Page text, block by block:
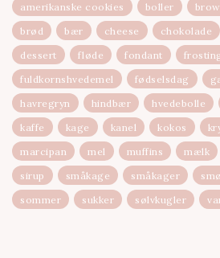
amerikanske cookies boller
brød
bær cheese chokolade
dessert
fløde fondant
fuldkornshvedemel
fødselsdag
havregryn
hindbær hvedebolle
kaffe
kage kanel kokos
marcipan
mel muffins mælk
sirup
småkage småkager
sommer
sukker sølvkugler